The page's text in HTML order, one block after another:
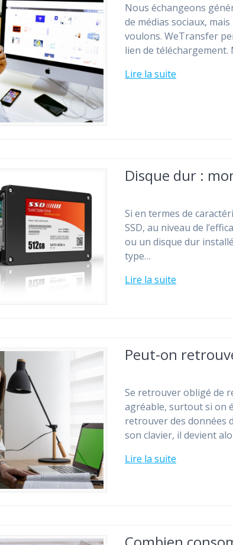
Nous échangeons
de médias sociaux,
voulons. WeTransfer
lien de téléchargement.
Lire la suite
Disque dur :
Si en termes de
SSD, au niveau de
ou un disque dur
type…
Lire la suite
Peut-on
Se retrouver obligé de
agréable, surtout si on
retrouver des données
son clavier, il devient
Lire la suite